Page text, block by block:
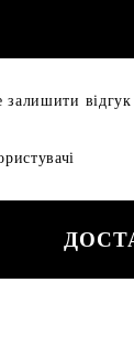
залишити відгук